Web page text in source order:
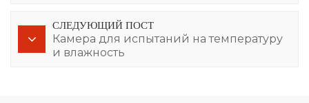
СЛЕДУЮЩИЙ ПОСТ
Камера для испытаний на температуру
и влажность